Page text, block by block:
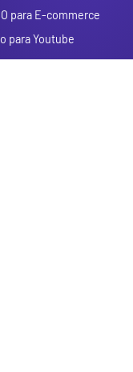
para E-commerce
para Youtube